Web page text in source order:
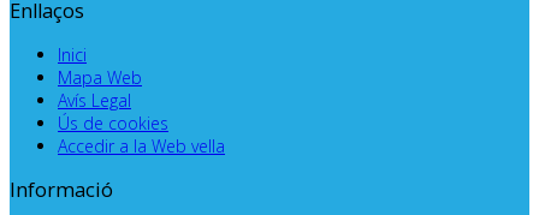
Enllaços
Inici
Mapa Web
Avís Legal
Ús de cookies
Accedir a la Web vella
Informació